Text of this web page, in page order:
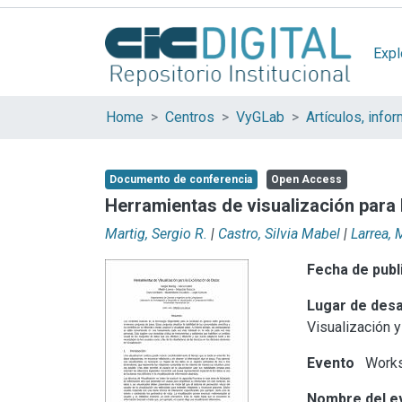
Home Centros VyGLab
Documento de conferencia Open Access
Herramientas de visualización
Martig, Sergio R. | Castro, Silvia Mabel | Larrea,
Fecha de
Lugar de
Visualización
Evento